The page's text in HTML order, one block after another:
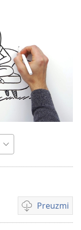
Preuzmi
Postavke
za